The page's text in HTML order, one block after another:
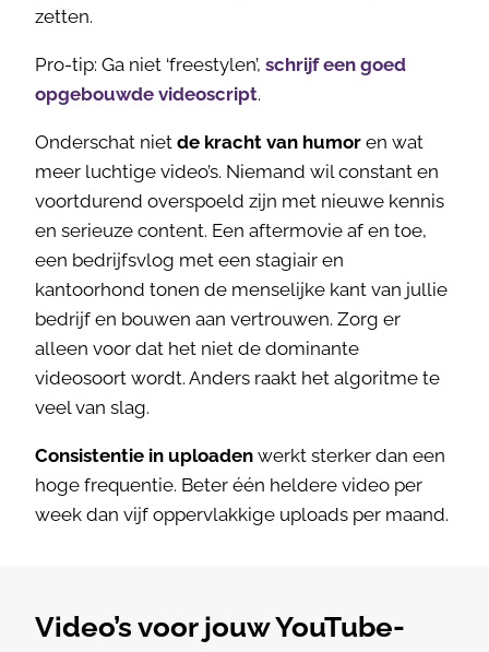
zetten.
Pro-tip: Ga niet ‘freestylen’, schrijf een goed
opgebouwde videoscript.
Onderschat niet de kracht van humor en wat
meer luchtige video’s. Niemand wil constant en
voortdurend overspoeld zijn met nieuwe kennis
en serieuze content. Een aftermovie af en toe,
een bedrijfsvlog met een stagiair en
kantoorhond tonen de menselijke kant van jullie
bedrijf en bouwen aan vertrouwen. Zorg er
alleen voor dat het niet de dominante
videosoort wordt. Anders raakt het algoritme te
veel van slag.
Consistentie in uploaden werkt sterker dan een
hoge frequentie. Beter één heldere video per
week dan vijf oppervlakkige uploads per maand.
Video’s voor jouw YouTube-